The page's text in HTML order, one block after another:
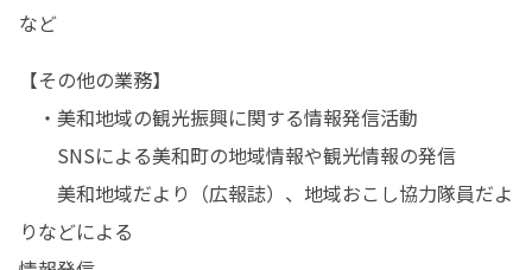
など
【その他の業務】
・美和地域の観光振興に関する情報発信活動
SNSによる美和町の地域情報や観光情報の発信
美和地域だより（広報誌）、地域おこし協力隊員だよ
りなどによる